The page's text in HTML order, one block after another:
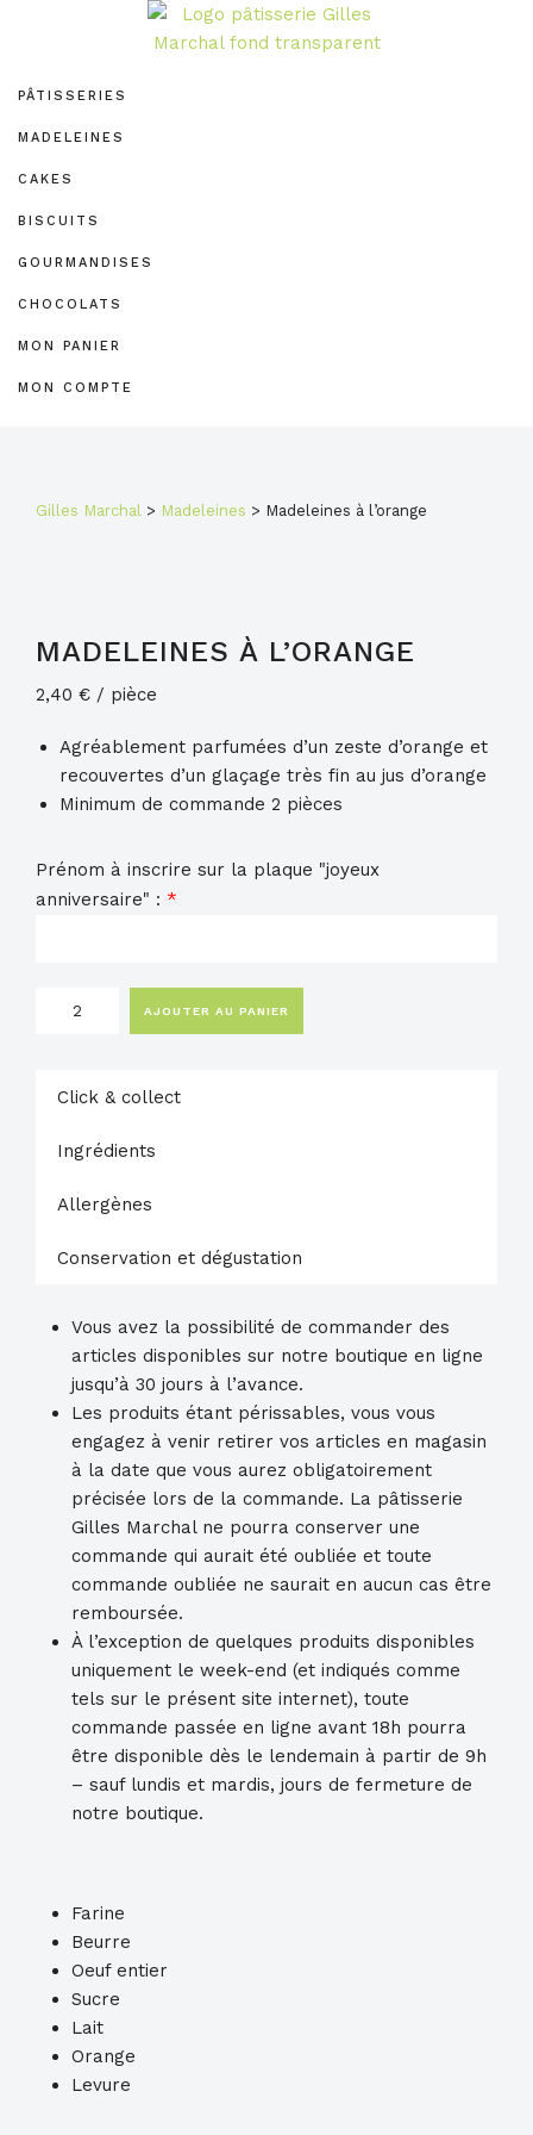
navigation
principale
principal
de
page
PÂTISSERIES
MADELEINES
CAKES
BISCUITS
GOURMANDISES
CHOCOLATS
MON PANIER
MON COMPTE
Gilles Marchal > Madeleines > Madeleines à l’orange
MADELEINES À L’ORANGE
2,40 € / pièce
Agréablement parfumées d’un zeste d’orange et
recouvertes d’un glaçage très fin au jus d’orange
Minimum de commande 2 pièces
Prénom à inscrire sur la plaque "joyeux
anniversaire" : *
quantité
AJOUTER AU PANIER
Click & collect
Ingrédients
Allergènes
Conservation et dégustation
Vous avez la possibilité de commander des
articles disponibles sur notre boutique en ligne
jusqu’à 30 jours à l’avance.
Les produits étant périssables, vous vous
engagez à venir retirer vos articles en magasin
à la date que vous aurez obligatoirement
précisée lors de la commande. La pâtisserie
Gilles Marchal ne pourra conserver une
commande qui aurait été oubliée et toute
commande oubliée ne saurait en aucun cas être
remboursée.
À l’exception de quelques produits disponibles
uniquement le week-end (et indiqués comme
tels sur le présent site internet), toute
commande passée en ligne avant 18h pourra
être disponible dès le lendemain à partir de 9h
– sauf lundis et mardis, jours de fermeture de
notre boutique.
Farine
Beurre
Oeuf entier
Sucre
Lait
Orange
Levure